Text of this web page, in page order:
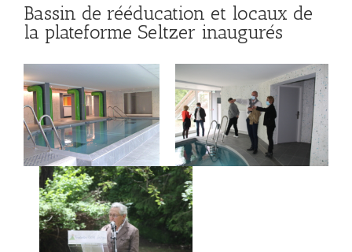
Bassin de rééducation et locaux de
la plateforme Seltzer inaugurés